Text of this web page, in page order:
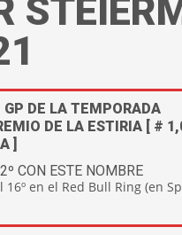
GP DE LA TEMPORADA
DE LA ESTIRIA [ #
]
CON ESTE NOMBRE
16º en el Red Bull Ring (en